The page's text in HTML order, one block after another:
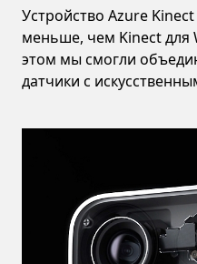
Устройство Azure
меньше, чем Kinect для
этом мы смогли
датчики с